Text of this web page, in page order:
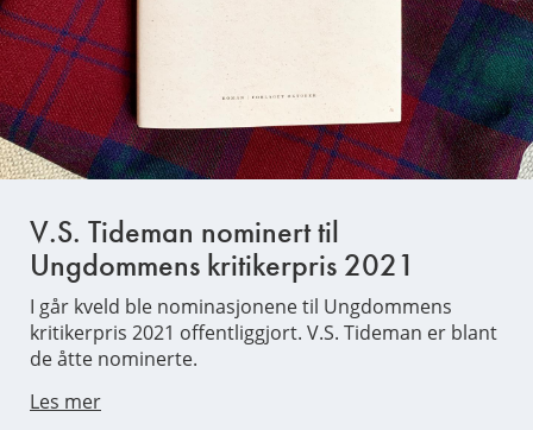
V.S. Tideman nominert til
Ungdommens kritikerpris 2021
I går kveld ble nominasjonene til Ungdommens
kritikerpris 2021 offentliggjort. V.S. Tideman er blant
de åtte nominerte.
Les mer